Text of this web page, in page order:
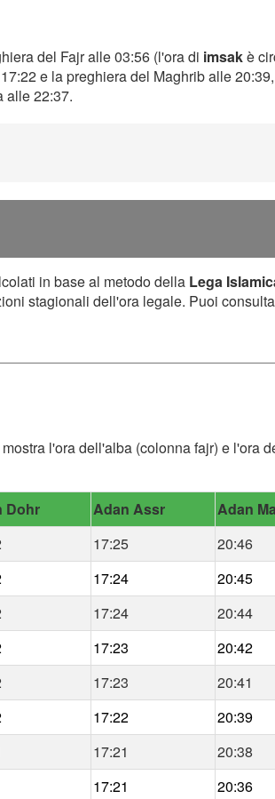
del Fajr alle 03:56 (l'ora di imsakè
e la preghiera del Maghrib alle
alle 22:37.
in base al metodo della Lega
stagionali dell'ora legale. Puoi
l'ora dell'alba (colonna fajr) e l'ora
Dohr Adan Assr Adan
17:25 20:46
17:24 20:45
17:24 20:44
17:23 20:42
17:23 20:41
17:22 20:39
17:21 20:38
17:21 20:36